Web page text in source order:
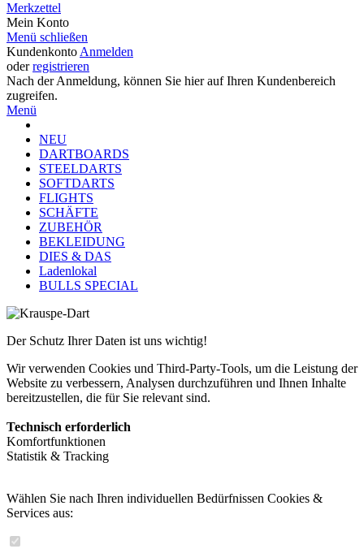
Merkzettel
Mein Konto
Menü schließen
Kundenkonto Anmelden
oderregistrieren
Nach der Anmeldung, können Sie hier auf Ihren Kundenbereich
zugreifen.
Menü
NEU
DARTBOARDS
STEELDARTS
SOFTDARTS
FLIGHTS
SCHÄFTE
ZUBEHÖR
BEKLEIDUNG
DIES & DAS
Ladenlokal
BULLS SPECIAL
Der Schutz Ihrer Daten ist uns wichtig!
Wir verwenden Cookies und Third-Party-Tools, um die Leistung der
Website zu verbessern, Analysen durchzuführen und Ihnen Inhalte
bereitzustellen, die für Sie relevant sind.
Technisch erforderlich
Komfortfunktionen
Statistik & Tracking
Wählen Sie nach Ihren individuellen Bedürfnissen Cookies &
Services aus: